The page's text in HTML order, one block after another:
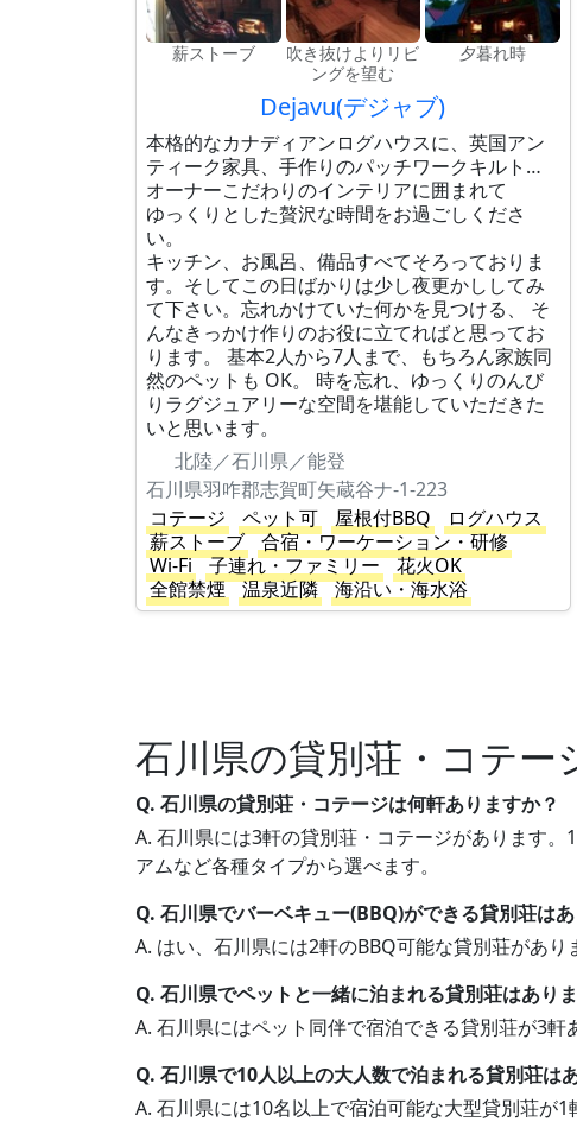
薪ストーブ
吹き抜けよりリビ
ングを望む
夕暮れ時
Dejavu(デジャブ)
本格的なカナディアンログハウスに、英国アン
ティーク家具、手作りのパッチワークキルト…
オーナーこだわりのインテリアに囲まれて
ゆっくりとした贅沢な時間をお過ごしくださ
い。
キッチン、お風呂、備品すべてそろっておりま
す。そしてこの日ばかりは少し夜更かししてみ
て下さい。忘れかけていた何かを見つける、 そ
んなきっかけ作りのお役に立てればと思ってお
ります。 基本2人から7人まで、もちろん家族同
然のペットも OK。 時を忘れ、ゆっくりのんび
りラグジュアリーな空間を堪能していただきた
いと思います。
北陸／石川県／能登
石川県羽咋郡志賀町矢蔵谷ナ-1-223
コテージ
ペット可 屋根付BBQ
ログハウス
薪ストーブ
合宿・ワーケーション・研修
Wi-Fi
子連れ・ファミリー
花火OK
全館禁煙
温泉近隣 海沿い・海水浴
石川県の貸別荘・コテ
Q. 石川県の貸別荘・コテージは何軒ありますか？
A. 石川県には3軒の貸別荘・コテージがあります
アムなど各種タイプから選べます。
Q. 石川県でバーベキュー(BBQ)ができる貸別荘は
A. はい、石川県には2軒のBBQ可能な貸別荘があ
Q. 石川県でペットと一緒に泊まれる貸別荘はあり
A. 石川県にはペット同伴で宿泊できる貸別荘が3軒
Q. 石川県で10人以上の大人数で泊まれる貸別荘は
A. 石川県には10名以上で宿泊可能な大型貸別荘が